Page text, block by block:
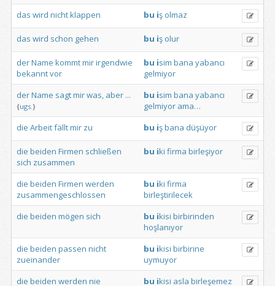
das wird nichtklappen bu iş olmaz
das wird schon gehen bu iş olur
derName kommtmirirgendwie
bekanntvor
bu isim bana yabancı
gelmiyor
derName sagtmirwas, aber ...
{ugs.}
bu isim bana yabancı
gelmiyor ama…
die Arbeitfälltmir zu bu işbana düşüyor
die beiden Firmen schließen
sich zusammen
bu iki firma birleşiyor
die beiden Firmen werden
zusammengeschlossen
bu iki firma
birleştirilecek
die beiden mögen sich bu ikisi birbirinden
hoşlanıyor
die beiden passen nicht
zueinander
bu ikisi birbirine
uymuyor
die beiden werden nie bu ikisi asla birleşemez